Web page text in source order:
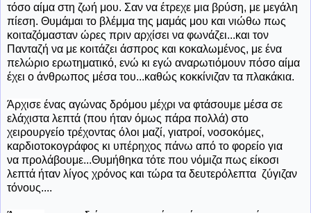
τόσο αίμα στη ζωή μου. Σαν να έτρεχε μια βρύση, με μεγάλη
πίεση. Θυμάμαι το βλέμμα της μαμάς μου και νιώθω πως
κοιταζόμασταν ώρες πριν αρχίσει να φωνάζει...και τον
Πανταζή να με κοιτάζει άσπρος και κοκαλωμένος, με ένα
πελώριο ερωτηματικό, ενώ κι εγώ αναρωτιόμουν πόσο αίμα
έχει ο άνθρωπος μέσα του...καθώς κοκκίνιζαν τα πλακάκια.
Άρχισε ένας αγώνας δρόμου μέχρι να φτάσουμε μέσα σε
ελάχιστα λεπτά (που ήταν όμως πάρα πολλά) στο
χειρουργείο τρέχοντας όλοι μαζί, γιατροί, νοσοκόμες,
καρδιοτοκογράφος κι υπέρηχος πάνω από το φορείο για
να προλάβουμε...Θυμήθηκα τότε που νόμιζα πως είκοσι
λεπτά ήταν λίγος χρόνος και τώρα τα δευτερόλεπτα ζύγιζαν
τόνους....